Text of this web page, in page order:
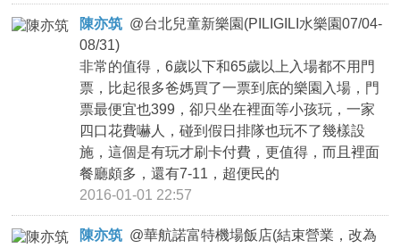
陳亦筑 @台北兒童新樂園(PILIGILI水樂園07/04-
08/31)
非常的值得，6歲以下和65歲以上入場都不用門
票，比起很多爸媽買了一票到底的樂園入場，門
票最便宜也399，卻只坐在裡面等小孩玩，一家
四口花費嚇人，碰到假日排隊也玩不了幾樣設
施，這個是有玩才刷卡付費，更值得，而且裡面
餐廳頗多，還有7-11，超便民的
2016-01-01 22:57
陳亦筑 @華航諾富特機場飯店(結束營業，改為